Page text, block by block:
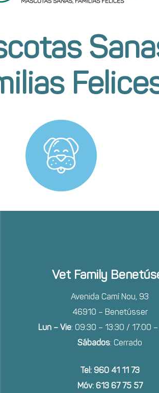
Vet Family
Avenida Camí Nou, 93
46910 – Benetússer
Lun – Vie: 09:30 – 13:30 / 17:00
Sábados: Cerrado
Tel: 960 41 11 73
Móv: 613 67 75 57